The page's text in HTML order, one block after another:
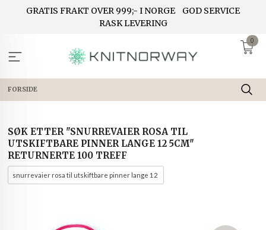
GRATIS FRAKT OVER 999;- I NORGE
GOD SERVICE
RASK LEVERING
0
FORSIDE
SØK ETTER "SNURREVAIER ROSA TIL
UTSKIFTBARE PINNER LANGE 12 5CM"
RETURNERTE 100 TREFF